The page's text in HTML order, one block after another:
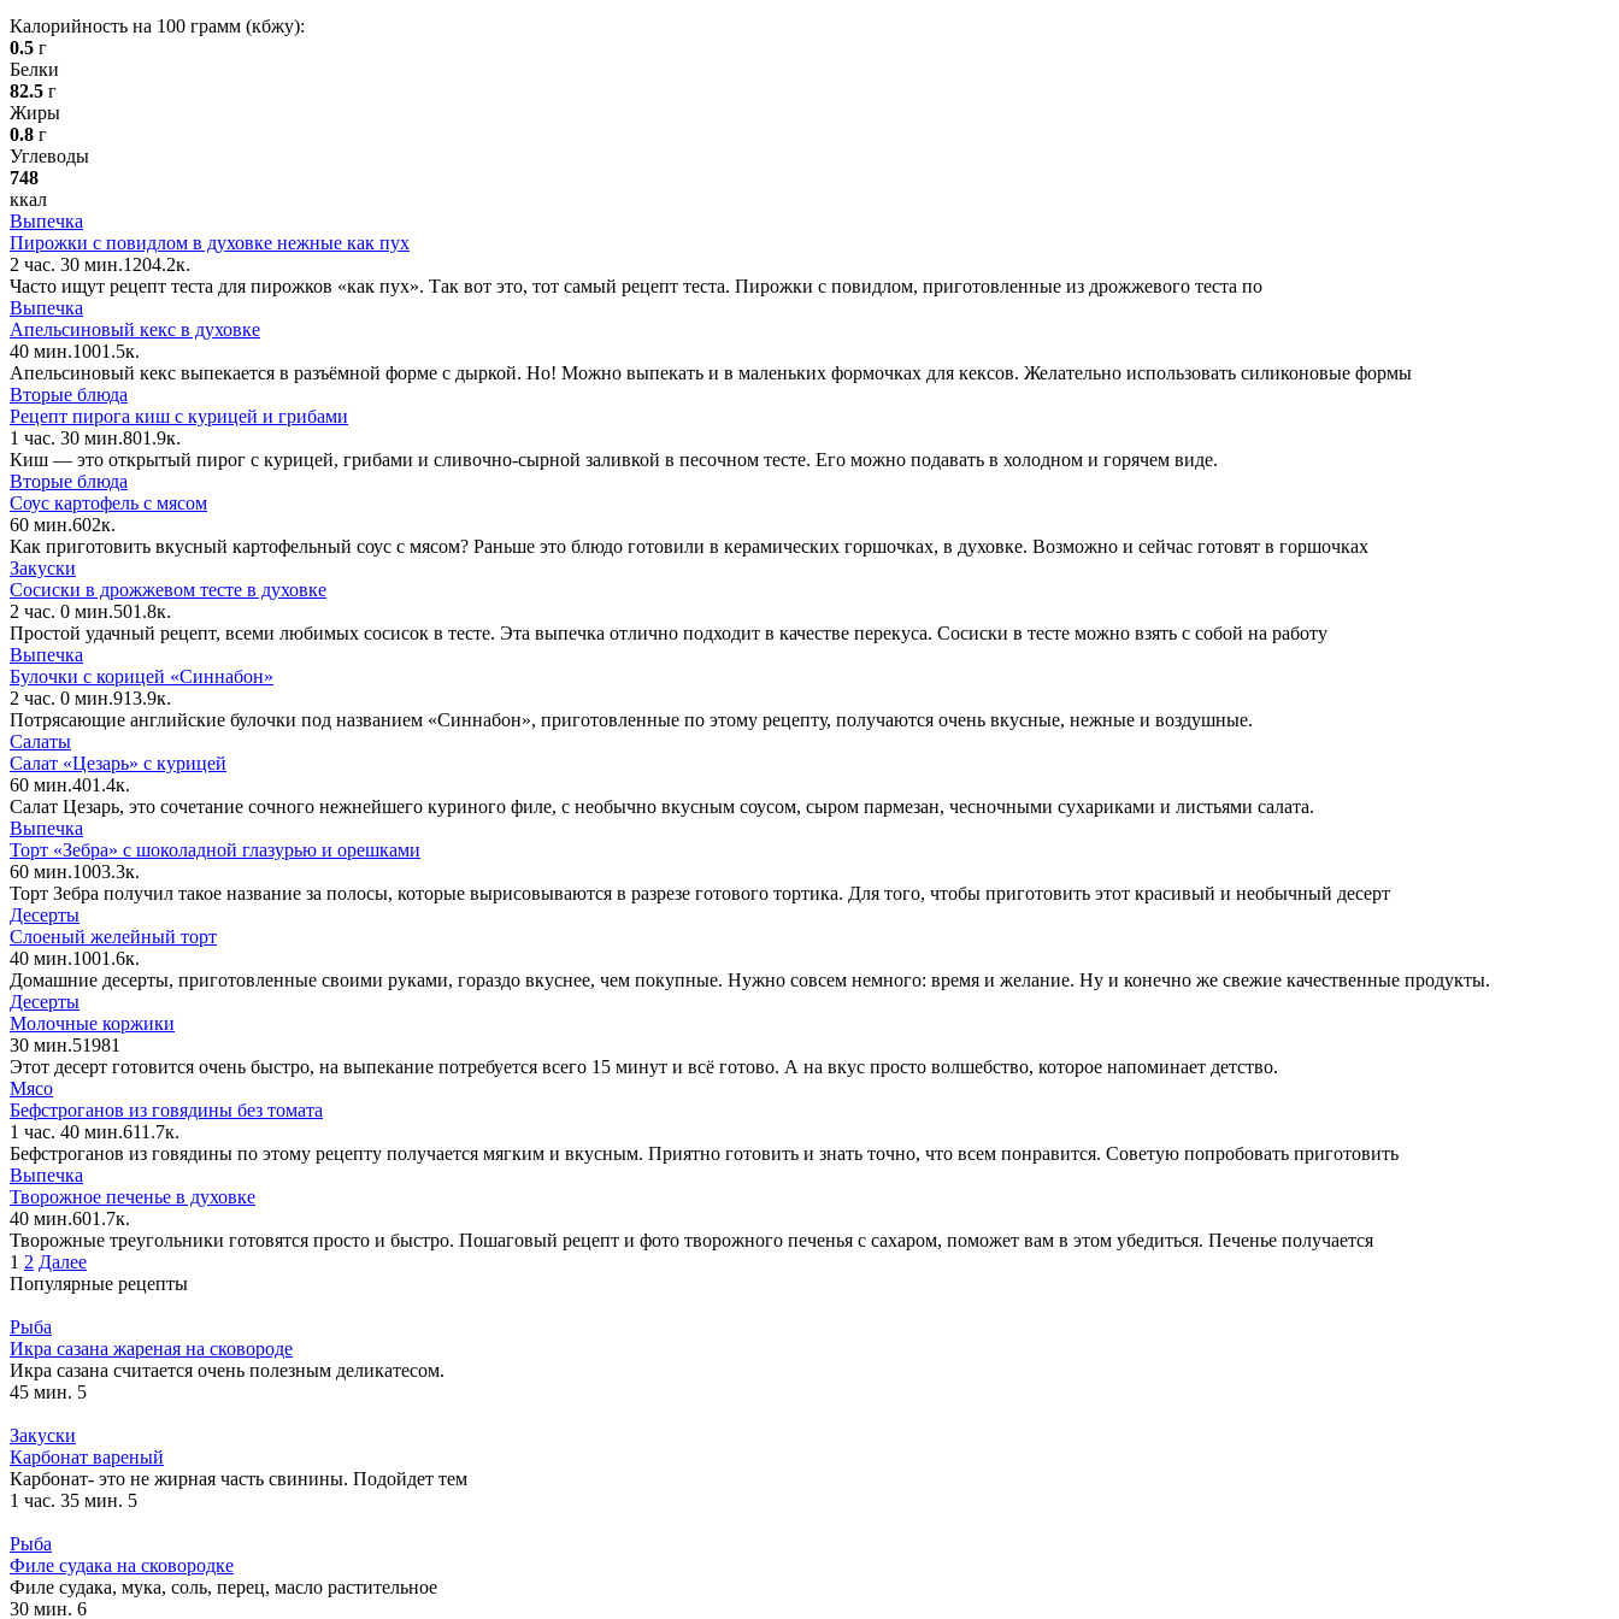
Калорийность на 100 грамм (кбжу):
0.5 г
Белки
82.5 г
Жиры
0.8 г
Углеводы
748
ккал
Выпечка
Пирожки с повидлом в духовке нежные как пух
2 час. 30 мин.1204.2к.
Часто ищут рецепт теста для пирожков «как пух». Так вот это, тот самый рецепт теста. Пирожки с повидлом, приготовленные из дрожжевого теста по
Выпечка
Апельсиновый кекс в духовке
40 мин.1001.5к.
Апельсиновый кекс выпекается в разъёмной форме с дыркой. Но! Можно выпекать и в маленьких формочках для кексов. Желательно использовать силиконовые формы
Вторые блюда
Рецепт пирога киш с курицей и грибами
1 час. 30 мин.801.9к.
Киш — это открытый пирог с курицей, грибами и сливочно-сырной заливкой в песочном тесте. Его можно подавать в холодном и горячем виде.
Вторые блюда
Соус картофель с мясом
60 мин.602к.
Как приготовить вкусный картофельный соус с мясом? Раньше это блюдо готовили в керамических горшочках, в духовке. Возможно и сейчас готовят в горшочках
Закуски
Сосиски в дрожжевом тесте в духовке
2 час. 0 мин.501.8к.
Простой удачный рецепт, всеми любимых сосисок в тесте. Эта выпечка отлично подходит в качестве перекуса. Сосиски в тесте можно взять с собой на работу
Выпечка
Булочки с корицей «Синнабон»
2 час. 0 мин.913.9к.
Потрясающие английские булочки под названием «Синнабон», приготовленные по этому рецепту, получаются очень вкусные, нежные и воздушные.
Салаты
Салат «Цезарь» с курицей
60 мин.401.4к.
Салат Цезарь, это сочетание сочного нежнейшего куриного филе, с необычно вкусным соусом, сыром пармезан, чесночными сухариками и листьями салата.
Выпечка
Торт «Зебра» с шоколадной глазурью и орешками
60 мин.1003.3к.
Торт Зебра получил такое название за полосы, которые вырисовываются в разрезе готового тортика. Для того, чтобы приготовить этот красивый и необычный десерт
Десерты
Слоеный желейный торт
40 мин.1001.6к.
Домашние десерты, приготовленные своими руками, гораздо вкуснее, чем покупные. Нужно совсем немного: время и желание. Ну и конечно же свежие качественные продукты.
Десерты
Молочные коржики
30 мин.51981
Этот десерт готовится очень быстро, на выпекание потребуется всего 15 минут и всё готово. А на вкус просто волшебство, которое напоминает детство.
Мясо
Бефстроганов из говядины без томата
1 час. 40 мин.611.7к.
Бефстроганов из говядины по этому рецепту получается мягким и вкусным. Приятно готовить и знать точно, что всем понравится. Советую попробовать приготовить
Выпечка
Творожное печенье в духовке
40 мин.601.7к.
Творожные треугольники готовятся просто и быстро. Пошаговый рецепт и фото творожного печенья с сахаром, поможет вам в этом убедиться. Печенье получается
Навигация
по
1 2 Далее
Популярные рецепты
Рыба
Икра сазана жареная на сковороде
Икра сазана считается очень полезным деликатесом.
45 мин. 5
Закуски
Карбонат вареный
Карбонат- это не жирная часть свинины. Подойдет тем
1 час. 35 мин. 5
Рыба
Филе судака на сковородке
Филе судака, мука, соль, перец, масло растительное
30 мин. 6